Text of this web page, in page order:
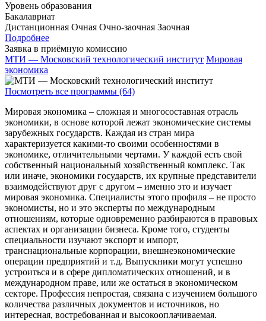
Уровень образования
Бакалавриат
Дистанционная Очная Очно-заочная Заочная
Подробнее
Заявка в приёмную комиссию
МТИ — Московский технологический институт Мировая
экономика
Посмотреть все программы (64)
Мировая экономика – сложная и многосоставная отрасль
экономики, в основе которой лежат экономические системы
зарубежных государств. Каждая из стран мира
характеризуется какими-то своими особенностями в
экономике, отличительными чертами. У каждой есть свой
собственный национальный хозяйственный комплекс. Так
или иначе, экономики государств, их крупные представители
взаимодействуют друг с другом – именно это и изучает
мировая экономика. Специалисты этого профиля – не просто
экономисты, но и это эксперты по международным
отношениям, которые одновременно разбираются в правовых
аспектах и организации бизнеса. Кроме того, студенты
специальности изучают экспорт и импорт,
транснациональные корпорации, внешнеэкономические
операции предприятий и т.д. Выпускники могут успешно
устроиться и в сфере дипломатических отношений, и в
международном праве, или же остаться в экономическом
секторе. Профессия непростая, связана с изучением большого
количества различных документов и источников, но
интересная, востребованная и высокооплачиваемая.